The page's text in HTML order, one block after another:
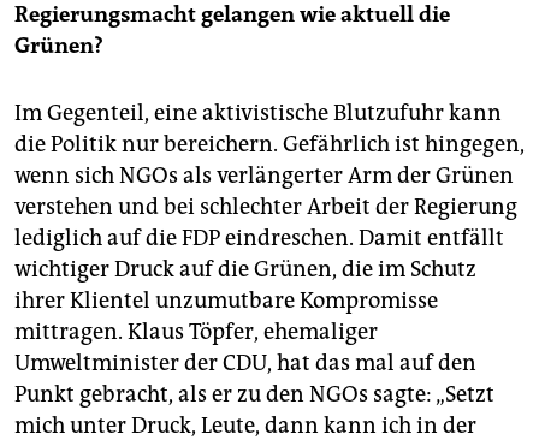
Regierungsmacht gelangen wie aktuell die
Grünen?
Im Gegenteil, eine aktivistische Blutzufuhr kann
die Politik nur bereichern. Gefährlich ist hingegen,
wenn sich NGOs als verlängerter Arm der Grünen
verstehen und bei schlechter Arbeit der Regierung
lediglich auf die FDP eindreschen. Damit entfällt
wichtiger Druck auf die Grünen, die im Schutz
ihrer Klientel unzumutbare Kompromisse
mittragen. Klaus Töpfer, ehemaliger
Umweltminister der CDU, hat das mal auf den
Punkt gebracht, als er zu den NGOs sagte: „Setzt
mich unter Druck, Leute, dann kann ich in der